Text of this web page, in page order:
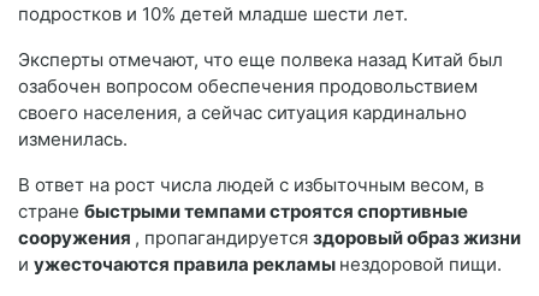
подростков и 10% детей младше шести лет.
Эксперты отмечают, что еще полвека назад Китай был
озабочен вопросом обеспечения продовольствием
своего населения, а сейчас ситуация кардинально
изменилась.
В ответ на рост числа людей с избыточным весом, в
стране быстрыми темпами строятся спортивные
сооружения , пропагандируется здоровый образ жизни
и ужесточаются правила рекламы нездоровой пищи.